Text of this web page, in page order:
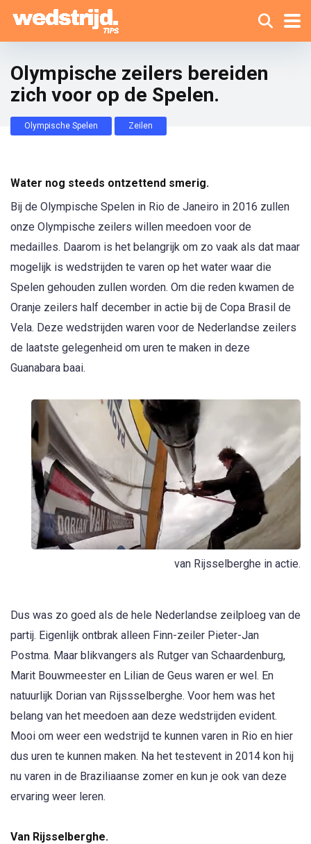
Olympische zeilers bereiden
zich voor op de Spelen.
Olympische Spelen Zeilen
Water nog steeds ontzettend smerig.
Bij de Olympische Spelen in Rio de Janeiro in 2016 zullen
onze Olympische zeilers willen meedoen voor de
medailles. Daarom is het belangrijk om zo vaak als dat maar
mogelijk is wedstrijden te varen op het water waar die
Spelen gehouden zullen worden. Om die reden kwamen de
Oranje zeilers half december in actie bij de Copa Brasil de
Vela. Deze wedstrijden waren voor de Nederlandse zeilers
de laatste gelegenheid om uren te maken in deze
Guanabara baai.
van Rijsselberghe in actie.
Dus was zo goed als de hele Nederlandse zeilploeg van de
partij. Eigenlijk ontbrak alleen Finn-zeiler Pieter-Jan
Postma. Maar blikvangers als Rutger van Schaardenburg,
Marit Bouwmeester en Lilian de Geus waren er wel. En
natuurlijk Dorian van Rijssselberghe. Voor hem was het
belang van het meedoen aan deze wedstrijden evident.
Mooi om weer een wedstrijd te kunnen varen in Rio en hier
dus uren te kunnen maken. Na het testevent in 2014 kon hij
nu varen in de Braziliaanse zomer en kun je ook van deze
ervaring weer leren.
Van Rijsselberghe.